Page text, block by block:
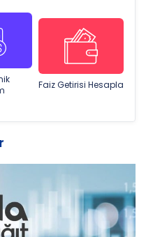
Faiz Getirisi Hesapla